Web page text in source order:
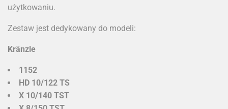
użytkowaniu.
Zestaw jest dedykowany do modeli:
Kränzle
1152
HD 10/122 TS
X 10/140 TST